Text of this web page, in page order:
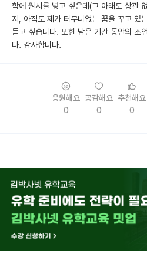
학에 원서를 넣고 싶은데(그 아래도 상관
지, 아직도 제가 터무니없는 꿈을 꾸고 있
듣고 싶습니다. 또한 남은 기간 동안의 조
다. 감사합니다.
응원해요
0
공감해요
0
추천해요
0